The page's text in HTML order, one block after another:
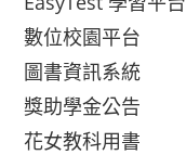
數位校園平台
圖書資訊系統
獎助學金公告
花女教科用書